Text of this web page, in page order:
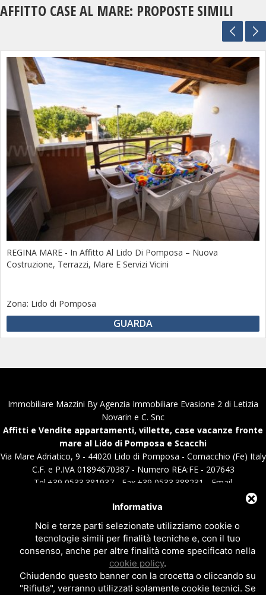
AFFITTO CASE AL MARE: PROPOSTE SIMILI
REGINA MARE - In Affitto Al Lido Di Pomposa – Nuova
Costruzione, Terrazzi, Mare E Servizi Vicini
Zona: Lido di Pomposa
GUARDA
Immobiliare Mazzini By Agenzia Immobiliare Evasione 2 di Letizia
Novarin e C. Snc
Affitti e Vendite appartamenti, villette, case vacanze fronte
mare al Lido di Pomposa e Scacchi
Via Mare Adriatico, 9 - 44020 Lido di Pomposa - Comacchio (Fe) Italy
C.F. e P.IVA 01894670387 - Numero REA:FE - 207643
Tel.+39 0533.381937 - Fax.+39 0533.388231 - Email
Cookie policy
Sito realizzato daTopsuimotori
Informativa
Noi e terze parti selezionate utilizziamo cookie o
tecnologie simili per finalità tecniche e, con il tuo
consenso, anche per altre finalità come specificato nella
cookie policy.
Chiudendo questo banner con la crocetta o cliccando su
"Rifiuta", verranno utilizzati solamente cookie tecnici. Se